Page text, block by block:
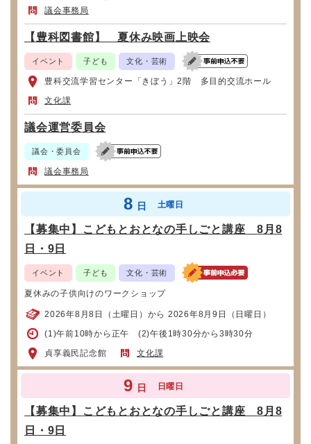
議会事務局
【豊科図書館】 夏休み映画上映会
イベント 子ども 文化・芸術
豊科交流学習センター「きぼう」2階 多目的交流ホール
文化課
議会運営委員会
議会・委員会
議会事務局
8 日 土曜日
【募集中】こどもとおとなの手しごと講座 8月8
日・9日
イベント 子ども 文化・芸術
夏休みの子供向けのワークショップ
2026年8月8日（土曜日）から 2026年8月9日（日曜日）
(1)午前10時から正午 (2)午後1時30分から3時30分
貞享義民記念館
文化課
9 日 日曜日
【募集中】こどもとおとなの手しごと講座 8月8
日・9日